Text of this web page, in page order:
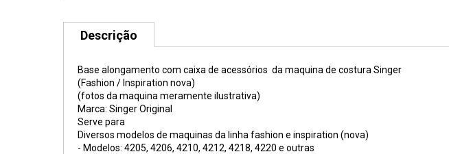
Descrição
Base alongamento com caixa de acessórios da maquina de costura Singer
(Fashion / Inspiration nova)
(fotos da maquina meramente ilustrativa)
Marca: Singer Original
Serve para
Diversos modelos de maquinas da linha fashion e inspiration (nova)
- Modelos: 4205, 4206, 4210, 4212, 4218, 4220 e outras